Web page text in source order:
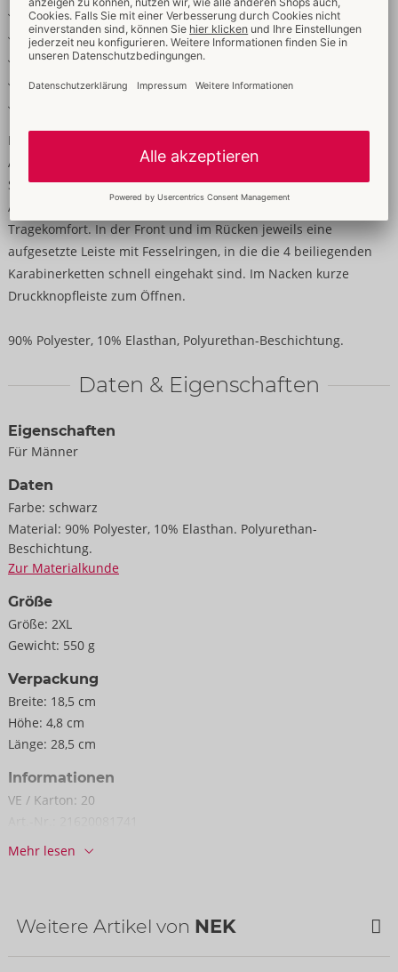
Cooler schwarzer Mattlook
Vorne und hinten Fesselringe
Karabinerketten abnehmbar
Stehkragen mit Druckknopfverschluss
Mattlook in Ketten!
Ärmelloses Shirt von NEK in körpernaher Schnittführung mit
Stehkragen. Cooler schwarzer Mattlook mit silberfarbenen
Accessoires. Rundum weich und elastisch für besten
Tragekomfort. In der Front und im Rücken jeweils eine
aufgesetzte Leiste mit Fesselringen, in die die 4 beiliegenden
Karabinerketten schnell eingehakt sind. Im Nacken kurze
Druckknopfleiste zum Öffnen.
90% Polyester, 10% Elasthan, Polyurethan-Beschichtung.
Daten & Eigenschaften
Eigenschaften
Für Männer
Daten
Farbe: schwarz
Material: 90% Polyester, 10% Elasthan. Polyurethan-
Beschichtung.
Zur Materialkunde
Größe
Größe: 2XL
Gewicht: 550 g
Verpackung
Breite: 18,5 cm
Höhe: 4,8 cm
Länge: 28,5 cm
Informationen
VE / Karton: 20
Barcode:
Mehr lesen
Weitere Artikel von NEK